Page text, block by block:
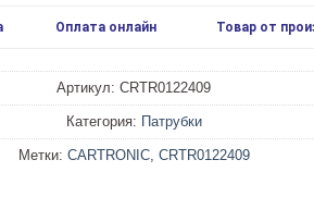
Оплата онлайн Товар от
Артикул: CRTR0122409
Категория: Патрубки
Метки: CARTRONIC, CRTR0122409